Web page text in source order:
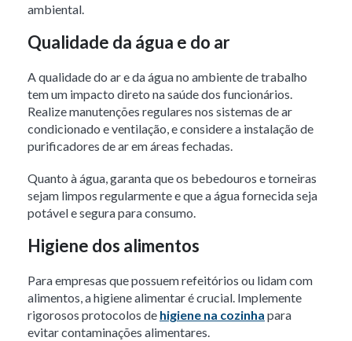
ambiental.
Qualidade da água e do ar
A qualidade do ar e da água no ambiente de trabalho
tem um impacto direto na saúde dos funcionários.
Realize manutenções regulares nos sistemas de ar
condicionado e ventilação, e considere a instalação de
purificadores de ar em áreas fechadas.
Quanto à água, garanta que os bebedouros e torneiras
sejam limpos regularmente e que a água fornecida seja
potável e segura para consumo.
Higiene dos alimentos
Para empresas que possuem refeitórios ou lidam com
alimentos, a higiene alimentar é crucial. Implemente
rigorosos protocolos de higiene na cozinha para
evitar contaminações alimentares.